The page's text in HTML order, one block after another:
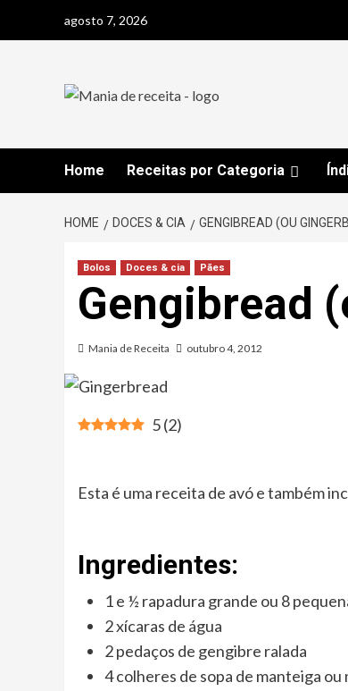
agosto 7, 2026
Home Receitas por Categoria
HOME DOCES & CIA GENGIBREAD (OU
Bolos Doces & cia Pães
Gengibread
Mania de Receita outubro 4, 2012
5(2)
Esta é uma receita de avó e também
Ingredientes:
1 e ½ rapadura grande ou 8
2 xícaras de água
2 pedaços de gengibre ralada
4 colheres de sopa de manteiga ou